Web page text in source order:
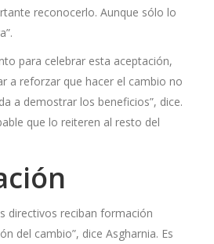
reconocerlo. Aunque sólo lo
para celebrar esta aceptación,
a reforzar que hacer el cambio no
a demostrar los beneficios”, dice.
que lo reiteren al resto del
directivos reciban formación
del cambio”, dice Asgharnia. Es